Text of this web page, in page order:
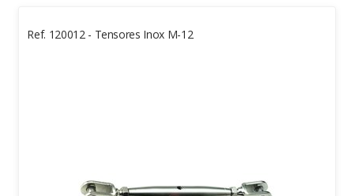
Ref. 120012 - Tensores Inox M-12